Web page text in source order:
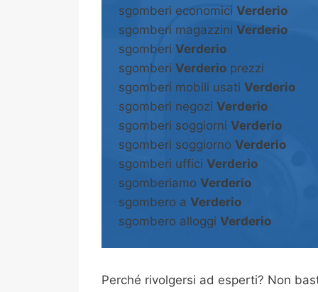
sgomberi economici Verderio
sgomberi magazzini Verderio
sgomberi Verderio
sgomberi Verderio prezzi
sgomberi mobili usati Verderio
sgomberi negozi Verderio
sgomberi soggiorni Verderio
sgomberi soggiorno Verderio
sgomberi uffici Verderio
sgomberiamo Verderio
sgombero a Verderio
sgombero alloggi Verderio
Perché rivolgersi ad esperti? Non